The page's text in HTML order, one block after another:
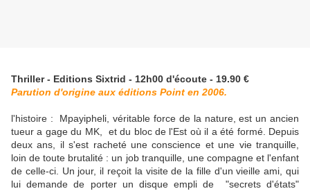
Thriller - Editions Sixtrid - 12h00 d'écoute - 19.90 €
Parution d'origine aux éditions Point en 2006.
l'histoire : Mpayipheli, véritable force de la nature, est un ancien
tueur a gage du MK, et du bloc de l'Est où il a été formé. Depuis
deux ans, il s'est racheté une conscience et une vie tranquille,
loin de toute brutalité : un job tranquille, une compagne et l'enfant
de celle-ci. Un jour, il reçoit la visite de la fille d'un vieille ami, qui
lui demande de porter un disque empli de "secrets d'états"